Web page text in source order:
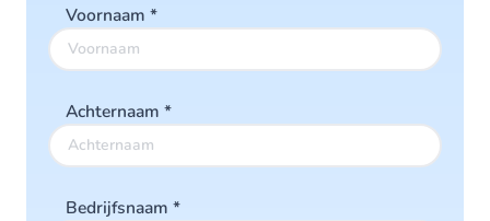
Voornaam *
Achternaam *
Bedrijfsnaam *